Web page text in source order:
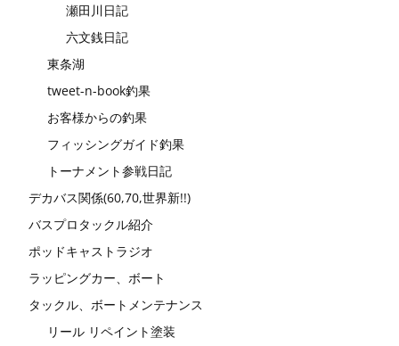
瀬田川日記
六文銭日記
東条湖
tweet-n-book釣果
お客様からの釣果
フィッシングガイド釣果
トーナメント参戦日記
デカバス関係(60,70,世界新!!)
バスプロタックル紹介
ポッドキャストラジオ
ラッピングカー、ボート
タックル、ボートメンテナンス
リール リペイント塗装